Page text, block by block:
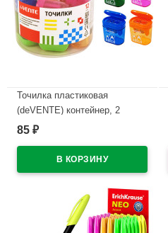
Точилка пластиковая
(deVENTE) контейнер, 2
отверстия арт.8031914 (Ст.12)
85 ₽